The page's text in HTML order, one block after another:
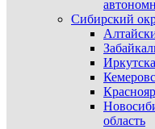
Сибирский
область